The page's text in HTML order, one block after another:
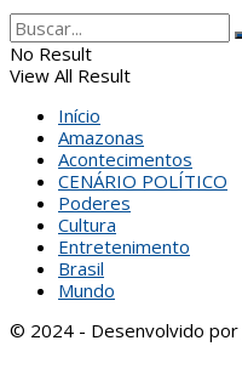
No Result
View All Result
Início
Amazonas
Acontecimentos
CENÁRIO POLÍTICO
Poderes
Cultura
Entretenimento
Brasil
Mundo
© 2024 - Desenvolvido por